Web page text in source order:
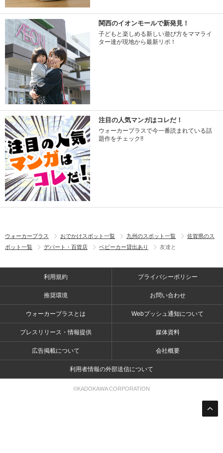
関西のイオンモールで新発見！
子どもと楽しめる新しい遊び方をママライ
ター達が現地から最新リポ！
注目の人気マンガはコレだ！
ウォーカープラスで今一番読まれている話
題作をチェック!!
ウォーカープラス おでかけスポット一覧 九州のスポット一覧
佐賀県のス
ポット一覧
デパート・百貨店 ベビーカー貸出あり 友達と
利用規約 プライバシーポリシー
推奨環境 お問い合わせ
ウォーカープラスとは Webプッシュ通知について
プレスリリース・情報提供 媒体資料
広告掲載について 会社概要
利用者情報の外部送信について
©KADOKAWA CORPORATION